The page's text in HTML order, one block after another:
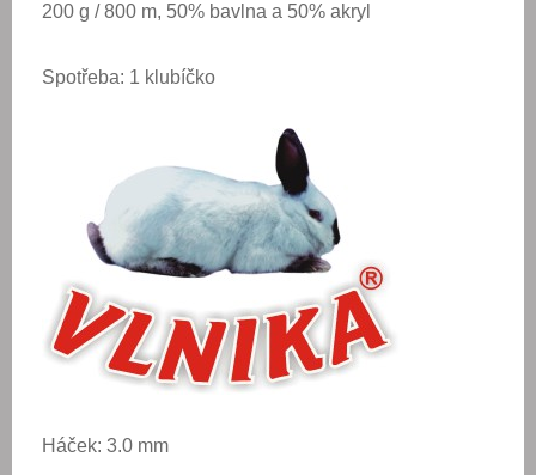
200 g / 800 m, 50% bavlna a 50% akryl
Spotřeba: 1 klubíčko
Háček: 3.0 mm